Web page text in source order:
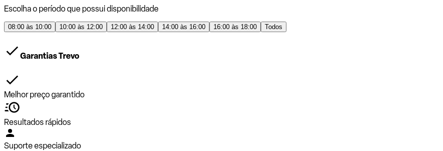
Escolha o período que possui disponibilidade
08:00 às 10:00 10:00 às 12:00 12:00 às 14:00 14:00 às 16:00 16:00 às 18:00 Todos
Garantias Trevo
Melhor preço garantido
Resultados rápidos
Suporte especializado